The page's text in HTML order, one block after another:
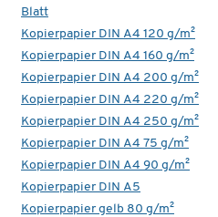
Blatt
Kopierpapier DIN A4 120 g/m²
Kopierpapier DIN A4 160 g/m²
Kopierpapier DIN A4 200 g/m²
Kopierpapier DIN A4 220 g/m²
Kopierpapier DIN A4 250 g/m²
Kopierpapier DIN A4 75 g/m²
Kopierpapier DIN A4 90 g/m²
Kopierpapier DIN A5
Kopierpapier gelb 80 g/m²